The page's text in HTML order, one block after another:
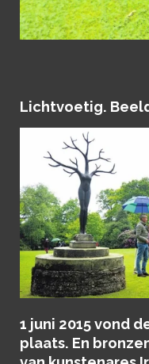
Lichtvoetig.
1 juni 2015 vond
plaats. En